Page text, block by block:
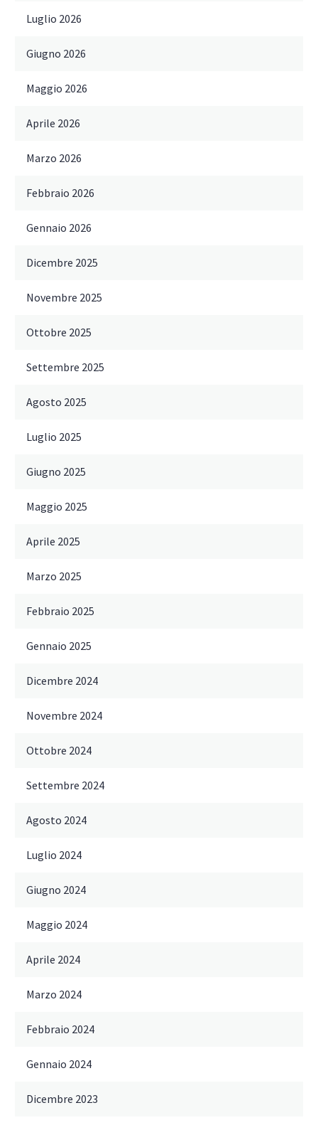
Luglio 2026
Giugno 2026
Maggio 2026
Aprile 2026
Marzo 2026
Febbraio 2026
Gennaio 2026
Dicembre 2025
Novembre 2025
Ottobre 2025
Settembre 2025
Agosto 2025
Luglio 2025
Giugno 2025
Maggio 2025
Aprile 2025
Marzo 2025
Febbraio 2025
Gennaio 2025
Dicembre 2024
Novembre 2024
Ottobre 2024
Settembre 2024
Agosto 2024
Luglio 2024
Giugno 2024
Maggio 2024
Aprile 2024
Marzo 2024
Febbraio 2024
Gennaio 2024
Dicembre 2023